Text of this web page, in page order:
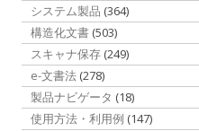
システム製品 (364)
構造化文書 (503)
スキャナ保存 (249)
e-文書法 (278)
製品ナビゲータ (18)
使用方法・利用例 (147)